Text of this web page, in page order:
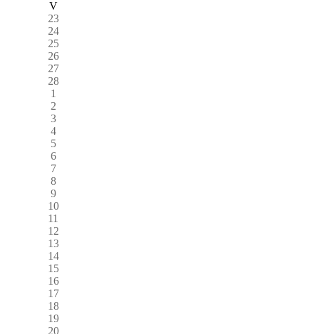
V
23
24
25
26
27
28
1
2
3
4
5
6
7
8
9
10
11
12
13
14
15
16
17
18
19
20